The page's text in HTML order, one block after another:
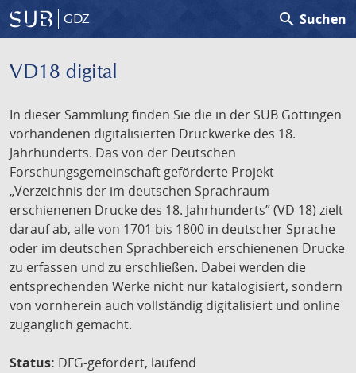
GDZ search Suchen
VD18 digital
In dieser Sammlung finden Sie die in der SUB Göttingen
vorhandenen digitalisierten Druckwerke des 18.
Jahrhunderts. Das von der Deutschen
Forschungsgemeinschaft geförderte Projekt
„Verzeichnis der im deutschen Sprachraum
erschienenen Drucke des 18. Jahrhunderts” (VD 18) zielt
darauf ab, alle von 1701 bis 1800 in deutscher Sprache
oder im deutschen Sprachbereich erschienenen Drucke
zu erfassen und zu erschließen. Dabei werden die
entsprechenden Werke nicht nur katalogisiert, sondern
von vornherein auch vollständig digitalisiert und online
zugänglich gemacht.
Status: DFG-gefördert, laufend